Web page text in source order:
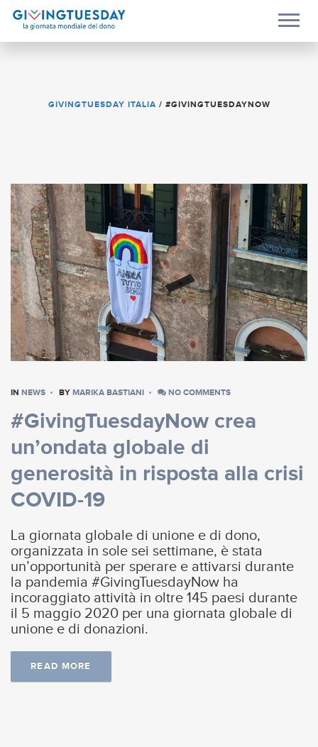
GIVINGTUESDAY ITALIA / #GIVINGTUESDAYNOW
IN NEWS BY MARIKA BASTIANI NO COMMENTS
#GivingTuesdayNow crea
un’ondata globale di
generosità in risposta alla crisi
COVID-19
La giornata globale di unione e di dono,
organizzata in sole sei settimane, è stata
un’opportunità per sperare e attivarsi durante
la pandemia #GivingTuesdayNow ha
incoraggiato attività in oltre 145 paesi durante
il 5 maggio 2020 per una giornata globale di
unione e di donazioni.
READ MORE